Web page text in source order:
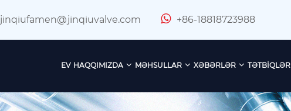
jinqiufamen@jinqiuvalve.com +86-18818723988
EV HAQQIMIZDA MƏHSULLAR XƏBƏRLƏR TƏTBIQLƏR